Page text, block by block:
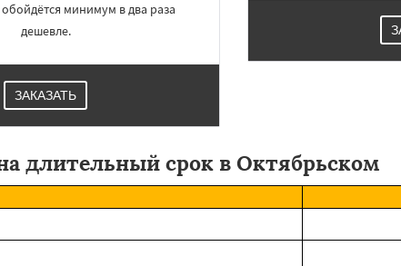
обойдётся минимум в два раза
дешевле.
ЗАКАЗАТЬ
длительный срок в Октябрьском